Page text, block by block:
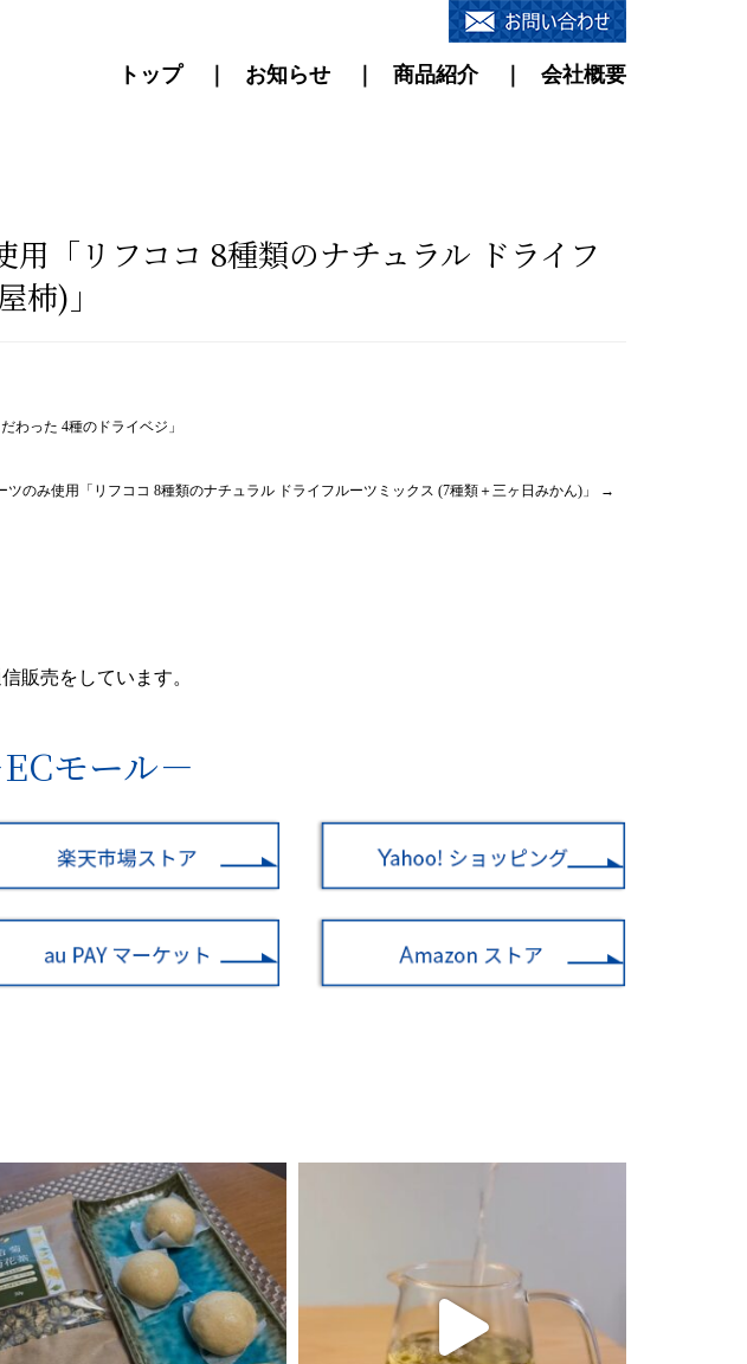
トップ お知らせ 商品紹介 会社概要
用「リフココ 8種類のナチュラル ドライフ
柿)」
わった 4種のドライベジ」
ツのみ使用「リフココ 8種類のナチュラル ドライフルーツミックス (7種類＋三ヶ日みかん)」 →
販売をしています。
モール－